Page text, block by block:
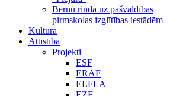
Bērnu rinda uz pašvaldības
pirmskolas izglītības iestādēm
Kultūra
Attīstība
Projekti
ESF
ERAF
ELFLA